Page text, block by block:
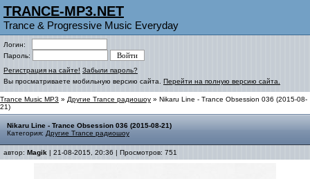
TRANCE-MP3.NET
Trance & Progressive Music Everyday
Логин:
Пароль:
Регистрация на сайте! Забыли пароль?
Вы просматриваете мобильную версию сайта. Перейти на полную версию сайта.
Trance Music MP3 » Другие Trance радиошоу » Nikaru Line - Trance Obsession 036 (2015-08-
21)
Nikaru Line - Trance Obsession 036 (2015-08-21)
Категория: Другие Trance радиошоу
автор: Magik | 21-08-2015, 20:36 | Просмотров: 751